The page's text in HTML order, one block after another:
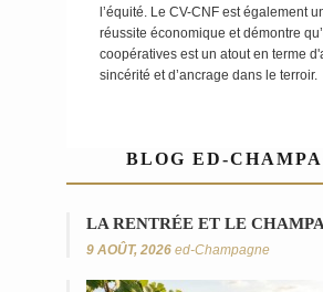
l’équité. Le CV-CNF est également
réussite économique et démontre
coopératives est un atout en terme
sincérité et d’ancrage dans le terroir.
BLOG ED-
LA RENTRÉE ET LE
9 AOÛT, 2026 ed-Champagne